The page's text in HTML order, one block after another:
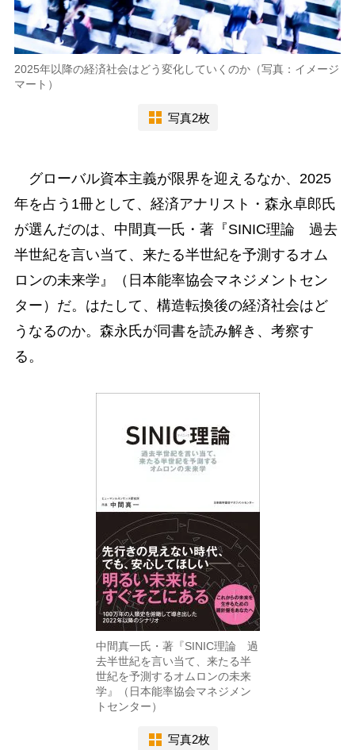
2025年以降の経済社会はどう変化していくのか（写真：イメージ
マート）
写真2枚
グローバル資本主義が限界を迎えるなか、2025
年を占う1冊として、経済アナリスト・森永卓郎氏
が選んだのは、中間真一氏・著『SINIC理論 過去
半世紀を言い当て、来たる半世紀を予測するオム
ロンの未来学』（日本能率協会マネジメントセン
ター）だ。はたして、構造転換後の経済社会はど
うなるのか。森永氏が同書を読み解き、考察す
る。
中間真一氏・著『SINIC理論 過
去半世紀を言い当て、来たる半
世紀を予測するオムロンの未来
学』（日本能率協会マネジメン
トセンター）
写真2枚